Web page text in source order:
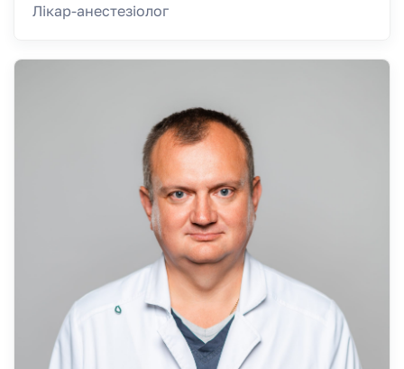
Лікар-анестезiолог